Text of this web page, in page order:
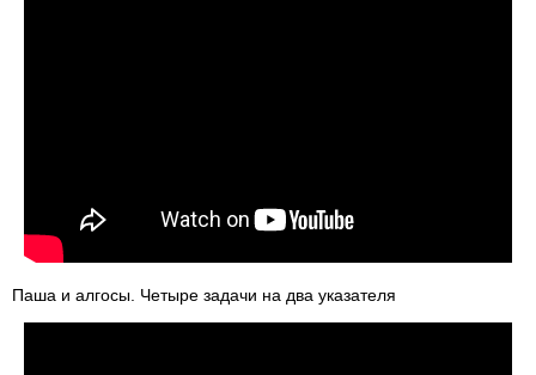
Паша и алгосы. Четыре задачи на два указателя